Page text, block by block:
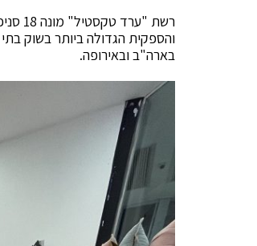
רשת
והספקית הגדולה ביותר בשוק
בארה"ב ובאירופה.